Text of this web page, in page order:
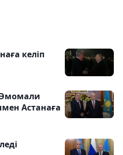
келіп
Эмомали
Астанаға